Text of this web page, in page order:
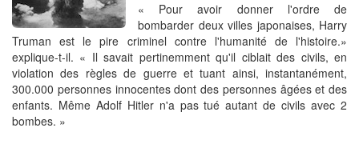
« Pour avoir donner l'ordre de
bombarder deux villes japonaises, Harry
Truman est le pire criminel contre l'humanité de l'histoire.»
explique-t-il. « Il savait pertinemment qu'il ciblait des civils, en
violation des règles de guerre et tuant ainsi, instantanément,
300.000 personnes innocentes dont des personnes âgées et des
enfants. Même Adolf Hitler n'a pas tué autant de civils avec 2
bombes. »